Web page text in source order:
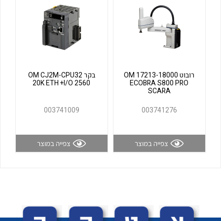
לכל מוצרי היצרן לכל מוצרי היצרן
רובוט OM 17213-18000
ECOBRA S800 PRO
SCARA
003741276
צפייה במוצר
בקר OM CJ2M-CPU32
20K ETH +I/O 2560
003741009
צפייה במוצר